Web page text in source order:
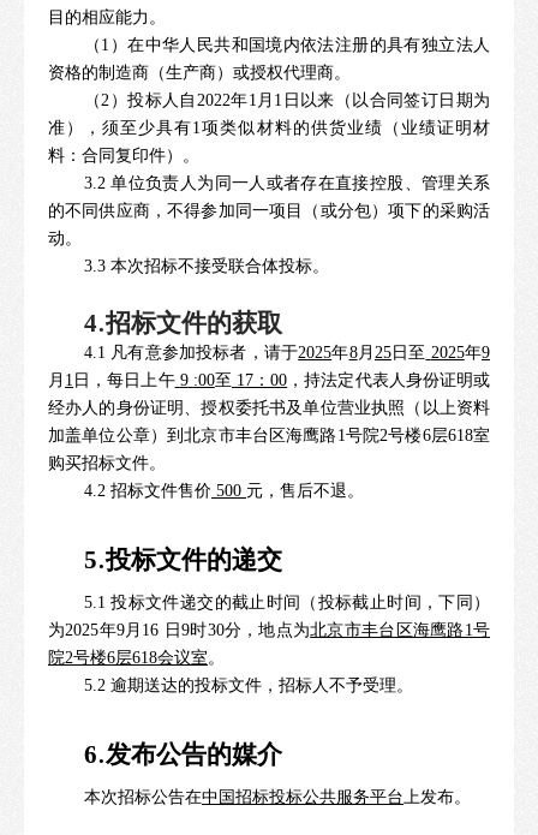
目的相应能力。
（1）在中华人民共和国境内依法注册的具有独立法人
资格的制造商（生产商） 或授权代理商。
（2）投标人自2022年1月1日以来（以合同签订日期为
准），须至少具有1项类似材料的供货业绩（业绩证明材
料：合同复印件）。
3.2单位负责人为同一人或者存在直接控股、管理关系
的不同供应商，不得参加同一项目（或分包）项下的采购活
动。
3. 3 本次招标不接受联合体投标。
4.招标文件的获取
4.1 凡有意参加投标者，请于2025年8月 25日至 2025年9
月 1 日，每日上午 9 :00至 17：00 ，持法定代表人身份证明或
经办人的身份证明、授权委托书及单位营业执照（以上资料
加盖单位公章）到北京市丰台区海鹰路1号院2号楼6层618室
购买招标文件。
4 .2 招标文件售价 500 元，售后不退。
5.投标文件的递交
5 .1投标文件递交的截止时间（投标截止时间，下同）
为2025年9月16 日9时30分，地点为北京市丰台区海鹰路1号
院2号楼6层618会议室 。
5 .2 逾期送达的投标文件，招标人不予受理。
6.发布公告的媒介
本次招标公告在中国招标投标公共服务平台 上发布。